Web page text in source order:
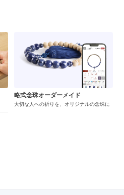
略式念珠オーダーメイド
大切な人への祈りを、オリジナルの念珠に